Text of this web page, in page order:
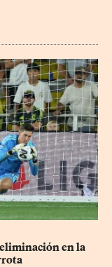
en la